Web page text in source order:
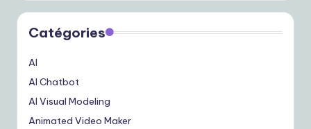
Catégories
AI
AI Chatbot
AI Visual Modeling
Animated Video Maker